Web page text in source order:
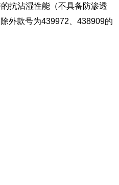
抗沾湿性能（不具备防渗透
外款号为439972、438909的